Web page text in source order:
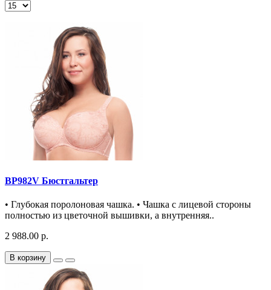
BP982V Бюстгальтер
• Глубокая поролоновая чашка. • Чашка с лицевой стороны
полностью из цветочной вышивки, а внутренняя..
2 988.00 р.
В корзину